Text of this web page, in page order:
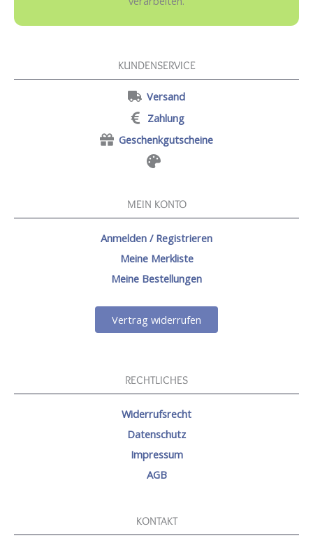
KUNDENSERVICE
Versand
Zahlung
Geschenkgutscheine
MEIN KONTO
Anmelden / Registrieren
Meine Merkliste
Meine Bestellungen
Vertrag widerrufen
RECHTLICHES
Widerrufsrecht
Datenschutz
Impressum
AGB
KONTAKT